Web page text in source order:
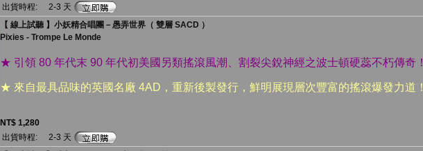
出貨時程:
2-3 天
【 線上試聽 】小妖精合唱團－愚弄世界（ 雙層 SACD ）
Pixies - Trompe Le Monde
★ 引領 80 年代末 90 年代初美國另類搖滾風潮、割裂尖銳神經之波士頓硬蕊不朽傳奇！
★ 來自最具品味的英國名廠 4AD，重新後製發行，鮮明展現層次豐富的搖滾爆發力道！
NT$ 1,280
出貨時程:
2-3 天